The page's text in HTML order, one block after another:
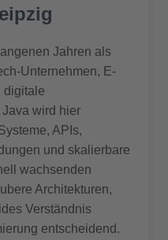
Jahren als
Unternehmen, E-
digitale
wird hier
APIs,
und skalierbare
wachsenden
Architekturen,
Verständnis
entscheidend.